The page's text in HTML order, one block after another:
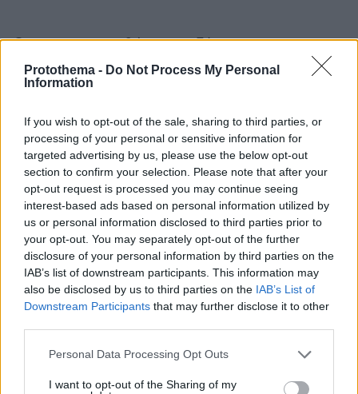
Protothema - Do Not Process My Personal
Information
If you wish to opt-out of the sale, sharing to third parties, or
processing of your personal or sensitive information for
targeted advertising by us, please use the below opt-out
section to confirm your selection. Please note that after your
opt-out request is processed you may continue seeing
interest-based ads based on personal information utilized by
us or personal information disclosed to third parties prior to
your opt-out. You may separately opt-out of the further
disclosure of your personal information by third parties on the
IAB’s list of downstream participants. This information may
also be disclosed by us to third parties on the IAB’s List of
Downstream Participants that may further disclose it to other
Please note that this website/app uses one or more Google
not limited to your visit or usage behaviour. You may click to
Personal Data Processing Opt Outs
I want to opt-out of the Sharing of my
Οταν πια ετοιμοθάνατος εξέφρασε την
επιθυμία να αφήσει την τελευταία του πνοή
πλάι στη σύντροφό του,
μαυσωλείου που είχε χτιστεί μετά από εντολή
της και μέσα στο οποίο είχε βρει καταφύγιο η
ίδια και οι δύο πιο έμπιστες ακόλουθές της.
Οταν κάποιος έμπαινε εκεί, δεν μπορούσε να
βγει ξανά. Εξ ου και χρειάστηκαν πολλοί
άνδρες για να τοποθετήσουν το σώμα του
Αντώνιου σε μία πρόχειρη κατασκευή και να
τον σηκώσουν μέχρι το μοναδικό παράθυρο.
Ηταν ο μόνος τρόπος να εισέλθει κανείς σε
αυτό το περίτεχνο κτίσμα. «Οταν ο μηχανισμός
της θύρας του μαυσωλείου έκλεινε, δεν
μπορούσε να ξανανοίξει», έγραψε ο